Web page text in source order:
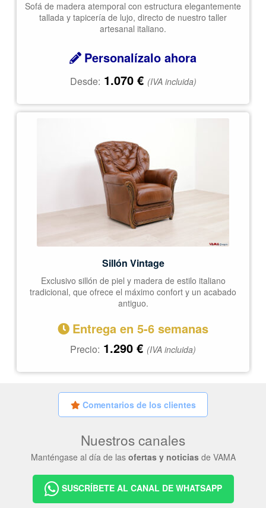
Sofá de madera atemporal con estructura elegantemente
tallada y tapicería de lujo, directo de nuestro taller
artesanal italiano.
Personalízalo ahora
Desde: 1.070 € (IVA incluida)
Sillón Vintage
Exclusivo sillón de piel y madera de estilo italiano
tradicional, que ofrece el máximo confort y un acabado
antiguo.
Entrega en 5-6 semanas
Precio: 1.290 € (IVA incluida)
Comentarios de los clientes
Nuestros canales
Manténgase al día de las ofertas y noticiasde VAMA
SUSCRÍBETE AL CANAL DE WHATSAPP